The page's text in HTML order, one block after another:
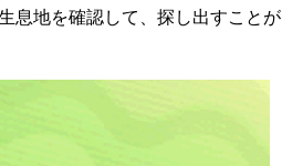
息地を確認して、探し出すことが